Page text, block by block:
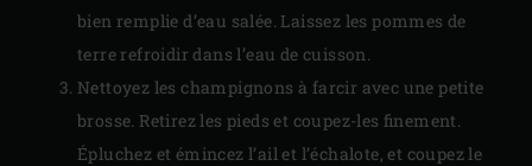
bien remplie d’eau salée. Laissez les pommes de
terre refroidir dans l’eau de cuisson.
Nettoyez les champignons à farcir avec une petite
brosse. Retirez les pieds et coupez-les finement.
Épluchez et émincez l’ail et l’échalote, et coupez le